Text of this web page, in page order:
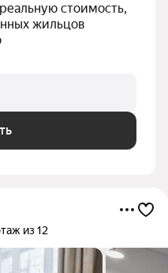
стоимость,
жильцов
из 12